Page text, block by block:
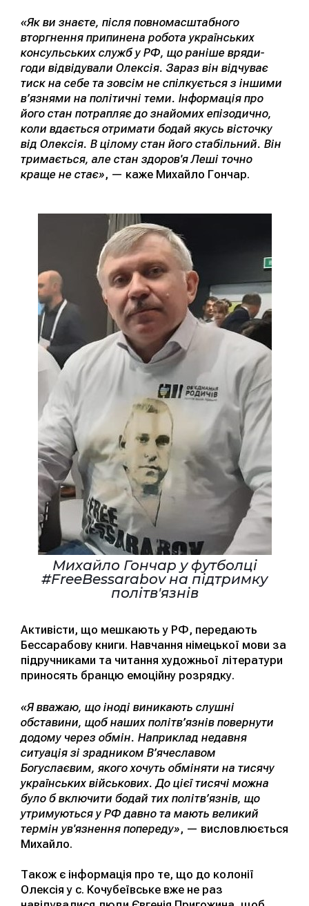
«Як ви знаєте, після повномасштабного
вторгнення припинена робота українських
консульських служб у РФ, що раніше вряди-
годи відвідували Олексія. Зараз він відчуває
тиск на себе та зовсім не спілкується з іншими
в’язнями на політичні теми. Інформація про
його стан потрапляє до знайомих епізодично,
коли вдається отримати бодай якусь вісточку
від Олексія. В цілому стан його стабільний. Він
тримається, але стан здоров'я Леші точно
краще не стає», — каже Михайло Гончар.
Михайло Гончар у футболці
#FreeBessarabov на підтримку
політв'язнів
Активісти, що мешкають у РФ, передають
Бессарабову книги. Навчання німецької мови за
підручниками та читання художньої літератури
приносять бранцю емоційну розрядку.
«Я вважаю, що іноді виникають слушні
обставини, щоб наших політв’язнів повернути
додому через обмін. Наприклад недавня
ситуація зі зрадником В’ячеславом
Богуслаєвим, якого хочуть обміняти на тисячу
українських військових. До цієї тисячі можна
було б включити бодай тих політв’язнів, що
утримуються у РФ давно та мають великий
термін ув'язнення попереду», — висловлюється
Михайло.
Також є інформація про те, що до колонії
Олексія у с. Кочубеївське вже не раз